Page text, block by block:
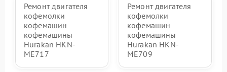
Ремонт двигателя
кофемолки
кофемашин
кофемашины
Hurakan HKN-
ME717
Ремонт двигателя
кофемолки
кофемашин
кофемашины
Hurakan HKN-
ME709